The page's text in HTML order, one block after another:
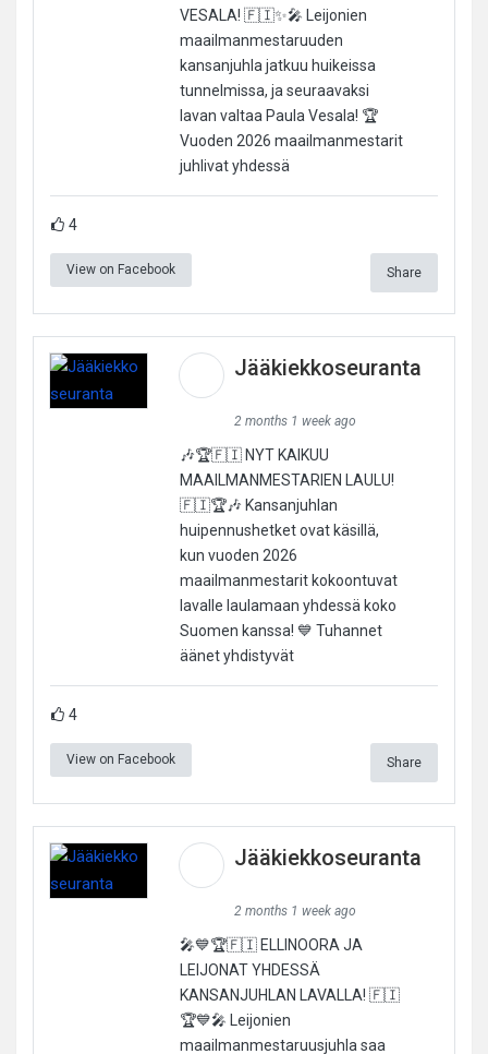
VESALA! 🇫🇮✨🎤 Leijonien
maailmanmestaruuden
kansanjuhla jatkuu huikeissa
tunnelmissa, ja seuraavaksi
lavan valtaa Paula Vesala! 🏆
Vuoden 2026 maailmanmestarit
juhlivat yhdessä
4
View on Facebook Share
Jääkiekkoseuranta
2 months 1 week ago
🎶🏆🇫🇮 NYT KAIKUU
MAAILMANMESTARIEN LAULU!
🇫🇮🏆🎶 Kansanjuhlan
huipennushetket ovat käsillä,
kun vuoden 2026
maailmanmestarit kokoontuvat
lavalle laulamaan yhdessä koko
Suomen kanssa! 💙 Tuhannet
äänet yhdistyvät
4
View on Facebook Share
Jääkiekkoseuranta
2 months 1 week ago
🎤💙🏆🇫🇮 ELLINOORA JA
LEIJONAT YHDESSÄ
KANSANJUHLAN LAVALLA! 🇫🇮
🏆💙🎤 Leijonien
maailmanmestaruusjuhla saa